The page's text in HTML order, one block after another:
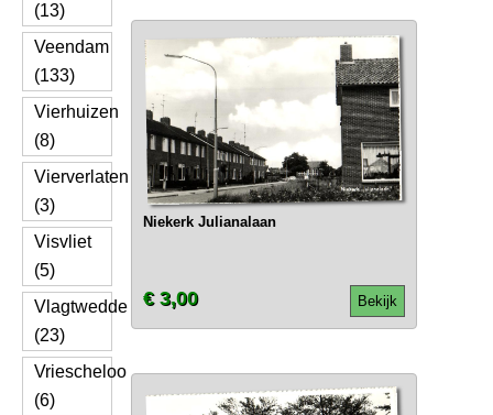
(13)
Veendam
(133)
Vierhuizen
(8)
Vierverlaten
(3)
Visvliet
(5)
Vlagtwedde
(23)
Vriescheloo
(6)
Niekerk Julianalaan
Bekijk
€ 3,00